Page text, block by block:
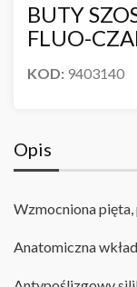
BUTY
FLUO-
KOD: 9403140
Opis
Wzmocniona
Anatomiczna